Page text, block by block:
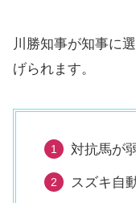
川勝知事が知事に
げられます。
対抗馬が
スズキ自